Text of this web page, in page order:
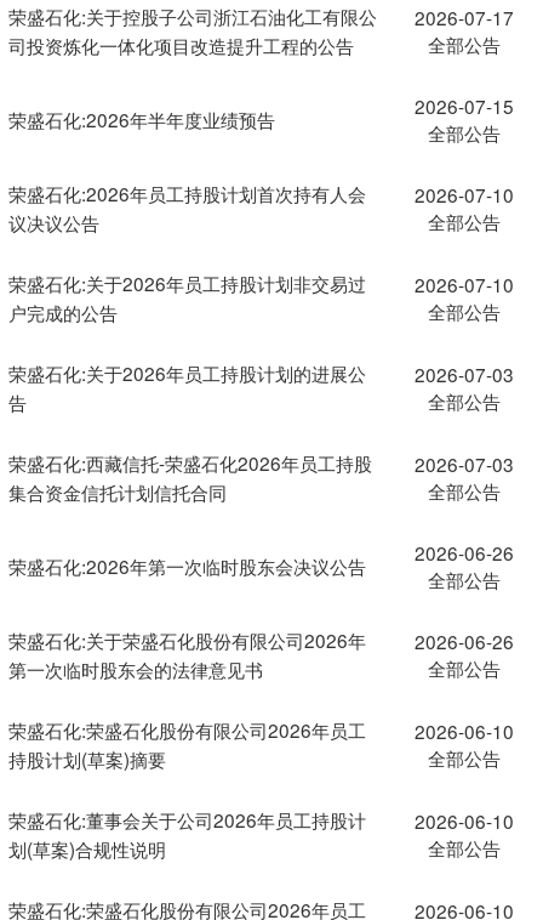
荣盛石化:关于控股子公司浙江石油化工有限公
司投资炼化一体化项目改造提升工程的公告
2026-07-17
全部公告
荣盛石化:2026年半年度业绩预告
2026-07-15
全部公告
荣盛石化:2026年员工持股计划首次持有人会
议决议公告
2026-07-10
全部公告
荣盛石化:关于2026年员工持股计划非交易过
户完成的公告
2026-07-10
全部公告
荣盛石化:关于2026年员工持股计划的进展公
告
2026-07-03
全部公告
荣盛石化:西藏信托-荣盛石化2026年员工持股
集合资金信托计划信托合同
2026-07-03
全部公告
荣盛石化:2026年第一次临时股东会决议公告
2026-06-26
全部公告
荣盛石化:关于荣盛石化股份有限公司2026年
第一次临时股东会的法律意见书
2026-06-26
全部公告
荣盛石化:荣盛石化股份有限公司2026年员工
持股计划(草案)摘要
2026-06-10
全部公告
荣盛石化:董事会关于公司2026年员工持股计
划(草案)合规性说明
2026-06-10
全部公告
荣盛石化:荣盛石化股份有限公司2026年员工
2026-06-10